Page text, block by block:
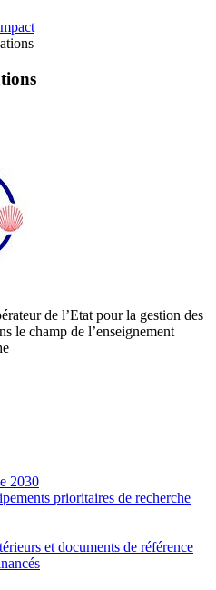
de l’Etat pour la gestion des
le champ de l’enseignement
2030
prioritaires de recherche
et documents de référence